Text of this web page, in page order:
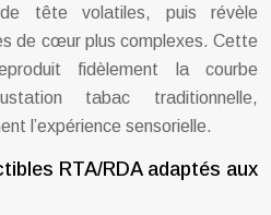
de tête volatiles, puis révèle
de cœur plus complexes. Cette
fidèlement la courbe
tabac traditionnelle,
l’expérience sensorielle.
RTA/RDA adaptés aux